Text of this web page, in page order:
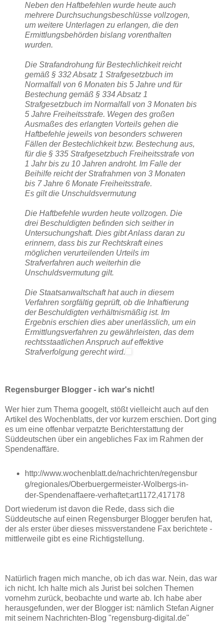
Neben den Haftbefehlen wurde heute auch
mehrere Durchsuchungsbeschlüsse vollzogen,
um weitere Unterlagen zu erlangen, die den
Ermittlungsbehörden bislang vorenthalten
wurden.
Die Strafandrohung für Bestechlichkeit reicht
gemäß § 332 Absatz 1 Strafgesetzbuch im
Normalfall von 6 Monaten bis 5 Jahre und für
Bestechung gemäß § 334 Absatz 1
Strafgesetzbuch im Normalfall von 3 Monaten bis
5 Jahre Freiheitsstrafe. Wegen des großen
Ausmaßes des erlangten Vorteils gehen die
Haftbefehle jeweils von besonders schweren
Fällen der Bestechlichkeit bzw. Bestechung aus,
für die § 335 Strafgesetzbuch Freiheitsstrafe von
1 Jahr bis zu 10 Jahren androht. Im Falle der
Beihilfe reicht der Strafrahmen von 3 Monaten
bis 7 Jahre 6 Monate Freiheitsstrafe.
Es gilt die Unschuldsvermutung
Die Haftbefehle wurden heute vollzogen. Die
drei Beschuldigten befinden sich seither in
Untersuchungshaft. Dies gibt Anlass daran zu
erinnern, dass bis zur Rechtskraft eines
möglichen verurteilenden Urteils im
Strafverfahren auch weiterhin die
Unschuldsvermutung gilt.
Die Staatsanwaltschaft hat auch in diesem
Verfahren sorgfältig geprüft, ob die Inhaftierung
der Beschuldigten verhältnismäßig ist. Im
Ergebnis erschien dies aber unerlässlich, um ein
Ermittlungsverfahren zu gewährleisten, das dem
rechtsstaatlichen Anspruch auf effektive
Strafverfolgung gerecht wird.
Regensburger Blogger - ich war's nicht!
Wer hier zum Thema googelt, stößt vielleicht auch auf den
Artikel des Wochenblatts, der vor kurzem erschien. Dort ging
es um eine offenbar verpatzte Berichterstattung der
Süddeutschen über ein angebliches Fax im Rahmen der
Spendenaffäre.
http://www.wochenblatt.de/nachrichten/regensbur
g/regionales/Oberbuergermeister-Wolbergs-in-
der-Spendenaffaere-verhaftet;art1172,417178
Dort wiederum ist davon die Rede, dass sich die
Süddeutsche auf einen Regensburger Blogger berufen hat,
der als erster über dieses missverstandene Fax berichtete -
mittlerweile gibt es eine Richtigstellung.
Natürlich fragen mich manche, ob ich das war. Nein, das war
ich nicht. Ich halte mich als Jurist bei solchen Themen
vornehm zurück, beobachte und warte ab. Ich habe aber
herausgefunden, wer der Blogger ist: nämlich Stefan Aigner
mit seinem Nachrichten-Blog "regensburg-digital.de"